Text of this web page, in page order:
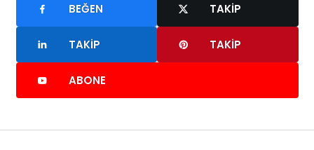
BEĞEN TAKIP
TAKIP TAKIP
ABONE